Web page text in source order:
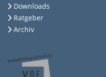
Downloads
Ratgeber
Archiv